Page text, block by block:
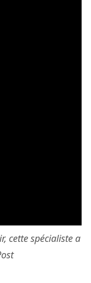
cette spécialiste a